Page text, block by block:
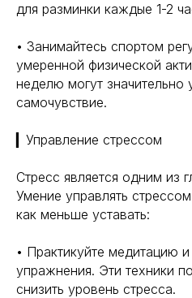
для разминки каждые 1-2
• Занимайтесь спортом
умеренной физической
неделю могут значительно
самочувствие.
▎Управление стрессом
Стресс является одним из
Умение управлять
как меньше уставать:
• Практикуйте медитацию
упражнения. Эти техники
снизить уровень стресса.